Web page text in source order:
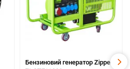
Бензиновий генератор Zipper